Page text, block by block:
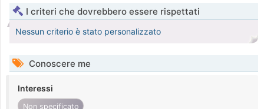
I criteri che dovrebbero essere rispettati
Nessun criterio è stato personalizzato
Conoscere me
Interessi
Non specificato